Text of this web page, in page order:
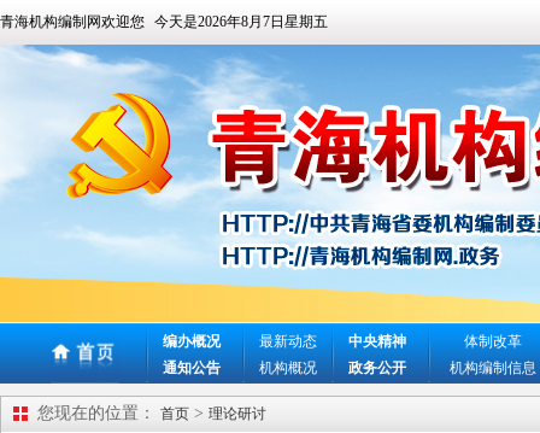
青海机构编制网欢迎您 今天是2026年8月7日星期五
编办概况
通知公告
最新动态
机构概况
中央精神
政务公开
体制改革
机构编制信息
您现在的位置： 首页 > 理论研讨